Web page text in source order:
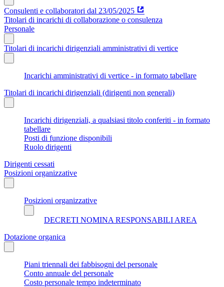
Consulenti e collaboratori dal 23/05/2025
Titolari di incarichi di collaborazione o consulenza
Personale
Titolari di incarichi dirigenziali amministrativi di vertice
Incarichi amministrativi di vertice - in formato tabellare
Titolari di incarichi dirigenziali (dirigenti non generali)
Incarichi dirigenziali, a qualsiasi titolo conferiti - in formato
tabellare
Posti di funzione disponibili
Ruolo dirigenti
Dirigenti cessati
Posizioni organizzative
Posizioni organizzative
DECRETI NOMINA RESPONSABILI AREA
Dotazione organica
Piani triennali dei fabbisogni del personale
Conto annuale del personale
Costo personale tempo indeterminato